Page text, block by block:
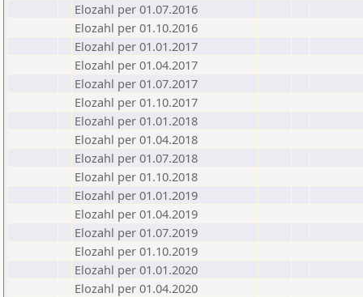
Elozahl per 01.07.2016
Elozahl per 01.10.2016
Elozahl per 01.01.2017
Elozahl per 01.04.2017
Elozahl per 01.07.2017
Elozahl per 01.10.2017
Elozahl per 01.01.2018
Elozahl per 01.04.2018
Elozahl per 01.07.2018
Elozahl per 01.10.2018
Elozahl per 01.01.2019
Elozahl per 01.04.2019
Elozahl per 01.07.2019
Elozahl per 01.10.2019
Elozahl per 01.01.2020
Elozahl per 01.04.2020